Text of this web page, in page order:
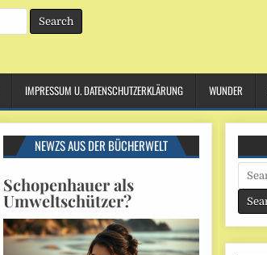
IMPRESSUM U. DATENSCHUTZERKLÄRUNG WUNDER
NEWZS AUS DER BÜCHERWELT
Schopenhauer als
Umweltschützer?
Search
for: